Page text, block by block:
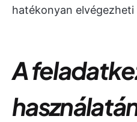
hatékonyan elvégezheti
A